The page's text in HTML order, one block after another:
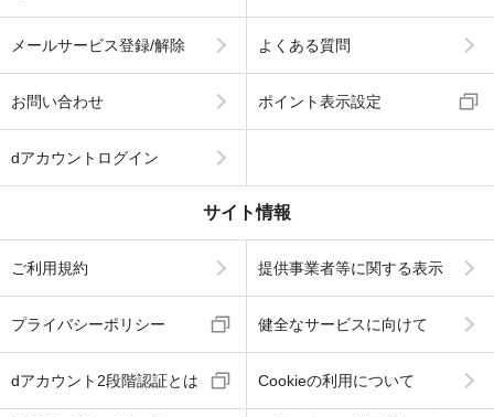
メールサービス登録/解除 よくある質問
お問い合わせ ポイント表示設定
dアカウントログイン
サイト情報
ご利用規約 提供事業者等に関する表示
プライバシーポリシー 健全なサービスに向けて
dアカウント2段階認証とは Cookieの利用について